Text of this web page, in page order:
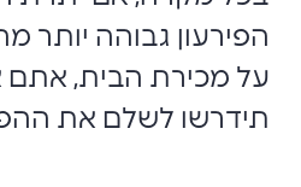
הפירעון גבוהה יותר
על מכירת הבית, אתם
תידרשו לשלם את